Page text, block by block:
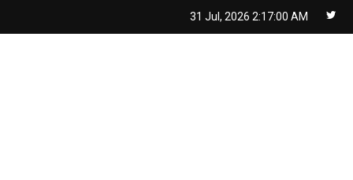
31 Jul, 2026 2:17:01 AM